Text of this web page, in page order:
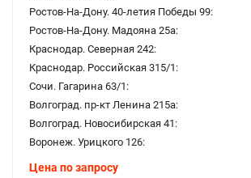
Ростов-На-Дону. 40-летия Победы 99:
Ростов-На-Дону. Мадояна 25а:
Краснодар. Северная 242:
Краснодар. Российская 315/1:
Сочи. Гагарина 63/1:
Волгоград. пр-кт Ленина 215а:
Волгоград. Новосибирская 41:
Воронеж. Урицкого 126:
Цена по запросу